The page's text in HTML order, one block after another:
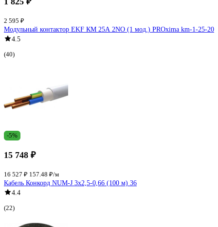
2 595 ₽
Модульный контактор EKF КМ 25А 2NО (1 мод.) PROxima km-1-25-20
4.5
(40)
-5%
15 748 ₽
16 527 ₽ 157.48 ₽/м
Кабель Конкорд NUM-J 3х2,5-0,66 (100 м) 36
4.4
(22)